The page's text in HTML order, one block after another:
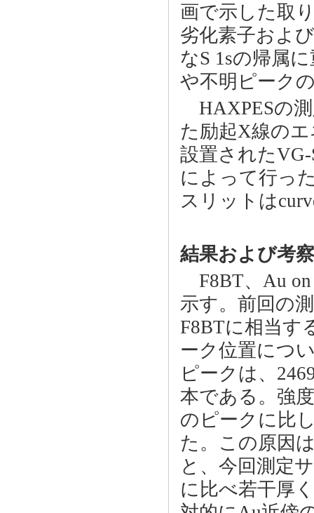
画で示した取
劣化素子およ
なS 1sの帰属
や不明ピーク
HAXPESの
た励起X線の
設置された
によって行っ
スリットは
結果および考
F8BT、Au on
示す。前回の
F8BTに相当す
ーク位置につ
ピークは、
本である。強
のピークに比
た。この原因
と、今回測定
に比べ若干厚